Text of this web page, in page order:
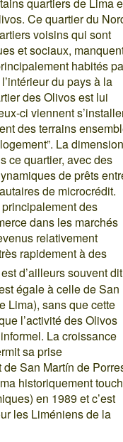
quartiers de Lima
Ce quartier du
voisins qui sont
et sociaux,
habités
du pays à la
des Olivos est lui
ci viennent
des terrains
La dimension
ce quartier, avec des
de prêts
de microcrédit.
des
dans les marchés
relativement
rapidement à des
d’ailleurs souvent dit
égale à celle de San
Lima), sans que cette
l’activité des Olivos
La croissance
sa prise
San Martín de
historiquement
en 1989 et c’est
les Liméniens de la